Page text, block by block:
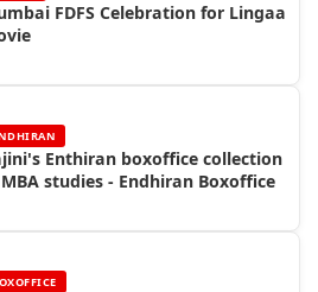
FDFS Celebration for Lingaa
Enthiran boxoffice collection
in MBA studies - Endhiran Boxoffice